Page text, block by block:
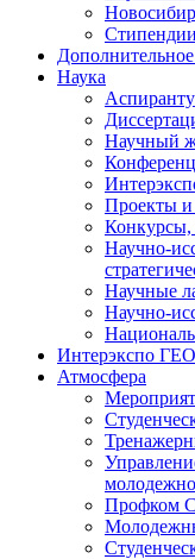
Стипендии
Наука
Научный
Проекты и
Конкурсы,
Научно-
Научные
Научно-
Интерэкспо
Атмосфера
Профком